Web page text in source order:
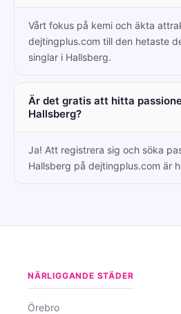
Vårt fokus på kemi och äkta
dejtingplus.com till den hetaste
singlar i Hallsberg.
Är det gratis att hitta
Hallsberg?
Ja! Att registrera sig och söka
Hallsberg på dejtingplus.com är
NÄRLIGGANDE STÄDER
Örebro